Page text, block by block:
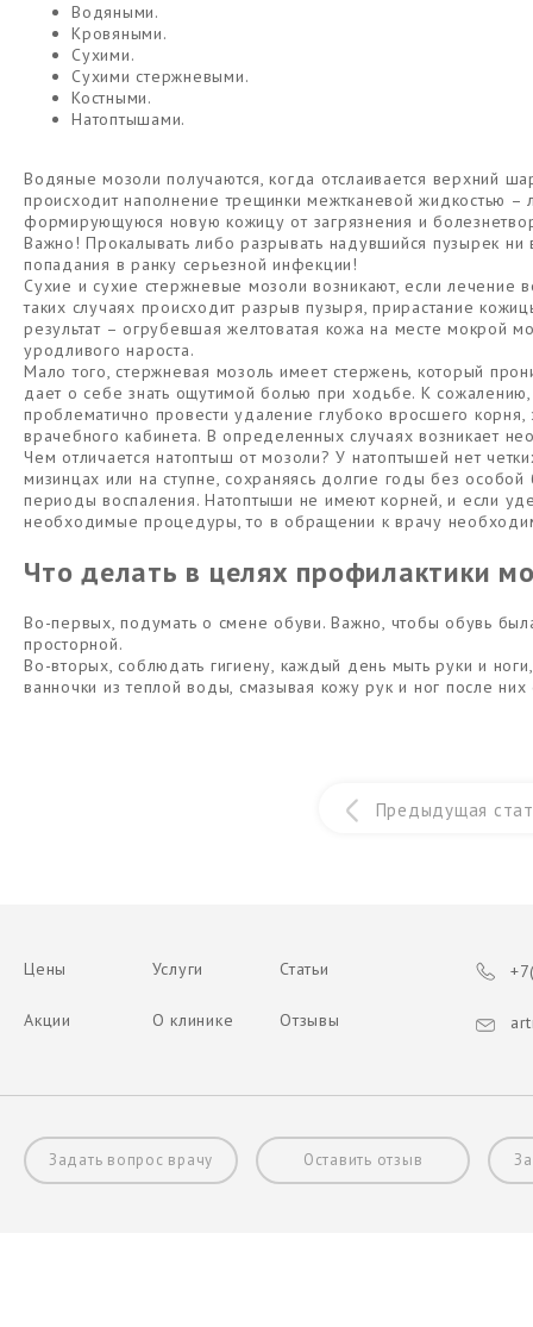
Водяными.
Кровяными.
Сухими.
Сухими стержневыми.
Костными.
Натоптышами.
Водяные мозоли получаются, когда отслаивается верхний
происходит наполнение трещинки межтканевой жидкостью
формирующуюся новую кожицу от загрязнения и
Важно! Прокалывать либо разрывать надувшийся пузырек
попадания в ранку серьезной инфекции!
Сухие и сухие стержневые мозоли возникают, если лечение
таких случаях происходит разрыв пузыря, прирастание
результат – огрубевшая желтоватая кожа на месте мокрой
уродливого нароста.
Мало того, стержневая мозоль имеет стержень, который
дает о себе знать ощутимой болью при ходьбе. К
проблематично провести удаление глубоко вросшего корня,
врачебного кабинета. В определенных случаях возникает
Чем отличается натоптыш от мозоли? У натоптышей нет
мизинцах или на ступне, сохраняясь долгие годы без
периоды воспаления. Натоптыши не имеют корней, и если
необходимые процедуры, то в обращении к врачу
Что делать в целях профилактики
Во-первых, подумать о смене обуви. Важно, чтобы обувь
просторной.
Во-вторых, соблюдать гигиену, каждый день мыть руки и
ванночки из теплой воды, смазывая кожу рук и ног после
Предыдущая
Цены Услуги Статьи
Акции О клинике Отзывы
Задать вопрос врачу Оставить отзыв